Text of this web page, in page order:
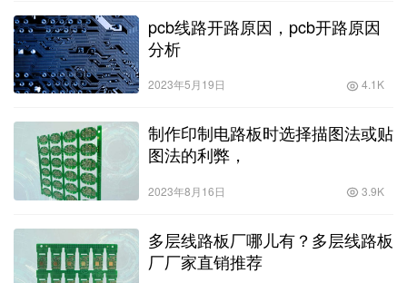
pcb线路开路原因，pcb开路原因
分析
2023年5月19日 4.1K
制作印制电路板时选择描图法或贴
图法的利弊，
2023年8月16日 3.9K
多层线路板厂哪儿有？多层线路板
厂厂家直销推荐